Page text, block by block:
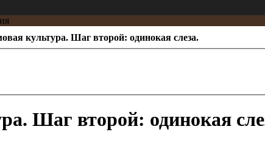
культура. Шаг второй: одинокая слеза.
Шаг второй: одинокая